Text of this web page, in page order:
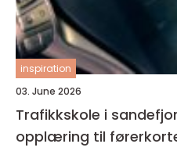
inspiration
03. June 2026
Trafikkskole i
opplæring til